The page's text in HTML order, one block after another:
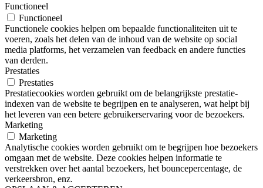
Functioneel
Functioneel
Functionele cookies helpen om bepaalde functionaliteiten uit te
voeren, zoals het delen van de inhoud van de website op social
media platforms, het verzamelen van feedback en andere functies
van derden.
Prestaties
Prestaties
Prestatiecookies worden gebruikt om de belangrijkste prestatie-
indexen van de website te begrijpen en te analyseren, wat helpt bij
het leveren van een betere gebruikerservaring voor de bezoekers.
Marketing
Marketing
Analytische cookies worden gebruikt om te begrijpen hoe bezoekers
omgaan met de website. Deze cookies helpen informatie te
verstrekken over het aantal bezoekers, het bouncepercentage, de
verkeersbron, enz.